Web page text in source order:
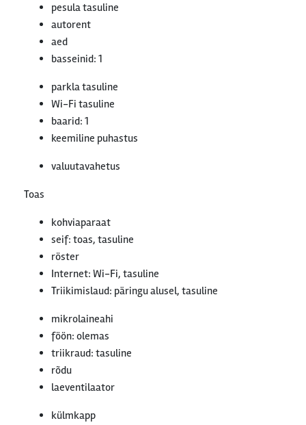
pesula tasuline
autorent
aed
basseinid: 1
parkla tasuline
Wi-Fi tasuline
baarid: 1
keemiline puhastus
valuutavahetus
Toas
kohviaparaat
seif: toas, tasuline
röster
Internet: Wi-Fi, tasuline
Triikimislaud: päringu alusel, tasuline
mikrolaineahi
föön: olemas
triikraud: tasuline
rõdu
laeventilaator
külmkapp